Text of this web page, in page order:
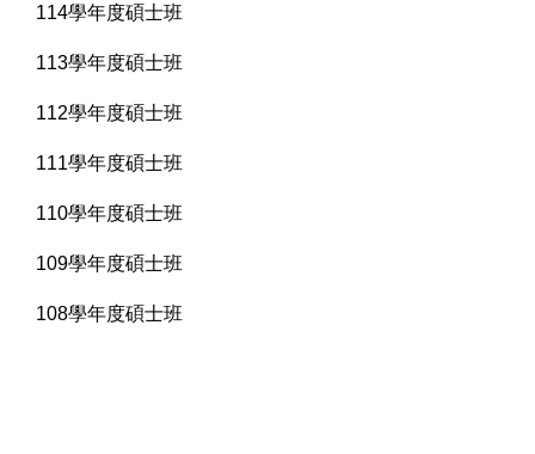
114學年度碩士班
113學年度碩士班
112學年度碩士班
111學年度碩士班
110學年度碩士班
109學年度碩士班
108學年度碩士班